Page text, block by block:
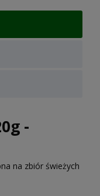
płatności
-
na zbiór świeżych